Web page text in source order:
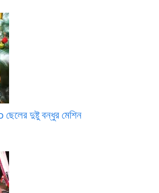
দুষ্টু বন্ধুর মেশিন